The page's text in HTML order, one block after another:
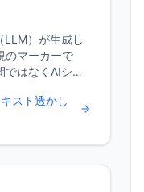
LLM）が生成し
のマーカーで
はなくAIシス
なり、テキスト
せん。モデル
援 不正なモデル
スト透かし